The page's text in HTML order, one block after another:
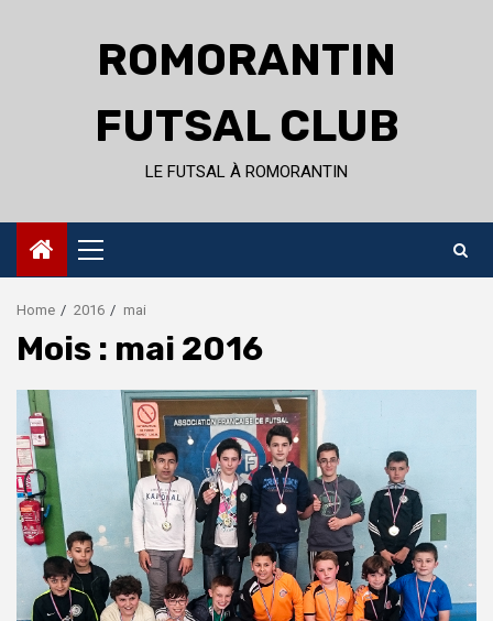
ROMORANTIN
FUTSAL CLUB
LE FUTSAL À ROMORANTIN
Primary
Menu
Home 2016 mai
Mois : mai 2016